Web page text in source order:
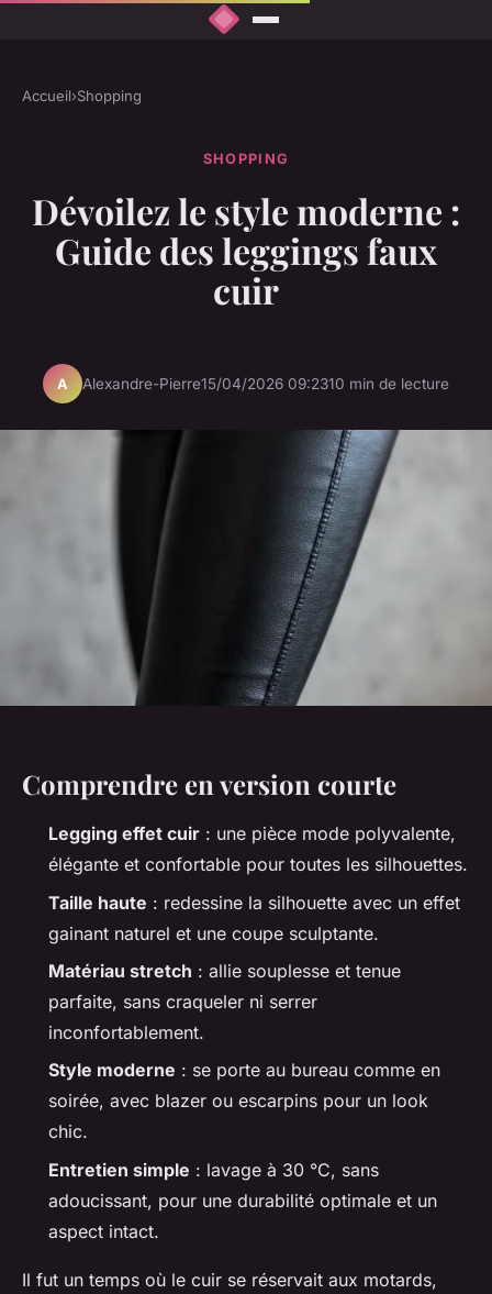
Accueil›Shopping
SHOPPING
Dévoilez le style moderne :
Guide des leggings faux
cuir
A Alexandre-Pierre15/04/2026 09:2310 min de lecture
Comprendre en version courte
Legging effet cuir : une pièce mode polyvalente,
élégante et confortable pour toutes les silhouettes.
Taille haute : redessine la silhouette avec un effet
gainant naturel et une coupe sculptante.
Matériau stretch : allie souplesse et tenue
parfaite, sans craqueler ni serrer
inconfortablement.
Style moderne : se porte au bureau comme en
soirée, avec blazer ou escarpins pour un look
chic.
Entretien simple : lavage à 30 °C, sans
adoucissant, pour une durabilité optimale et un
aspect intact.
Il fut un temps où le cuir se réservait aux motards,